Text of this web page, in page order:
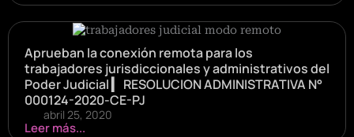
Aprueban la conexión remota para los
trabajadores jurisdiccionales y administrativos del
Poder Judicial ▎ RESOLUCION ADMINISTRATIVA N°
000124-2020-CE-PJ
abril 25, 2020
Leer más...